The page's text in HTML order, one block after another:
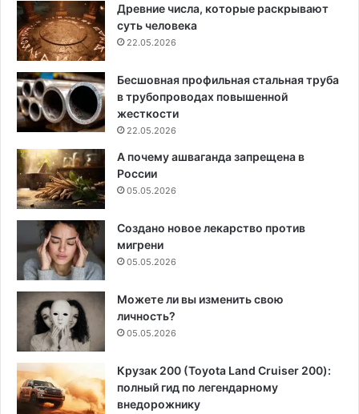
Древние числа, которые раскрывают
суть человека
22.05.2026
Бесшовная профильная стальная труба
в трубопроводах повышенной
жесткости
22.05.2026
А почему ашваганда запрещена в
России
05.05.2026
Создано новое лекарство против
мигрени
05.05.2026
Можете ли вы изменить свою
личность?
05.05.2026
Крузак 200 (Toyota Land Cruiser 200):
полный гид по легендарному
внедорожнику